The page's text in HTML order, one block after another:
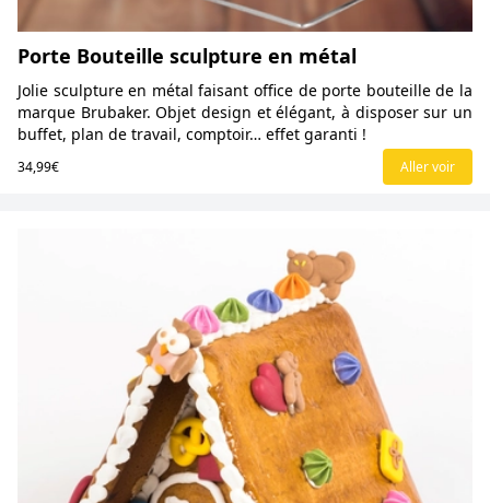
Porte Bouteille sculpture en métal
Jolie sculpture en métal faisant office de porte bouteille de la
marque Brubaker. Objet design et élégant, à disposer sur un
buffet, plan de travail, comptoir… effet garanti !
34,99€ Aller voir